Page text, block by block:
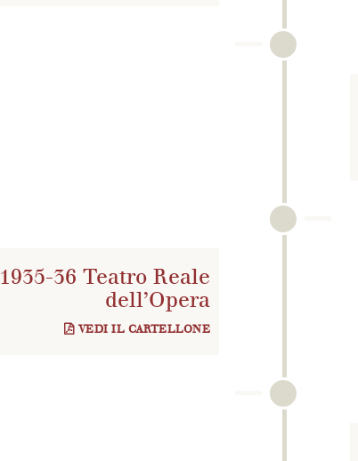
1935-36 Teatro Reale
dell’Opera
VEDI IL CARTELLONE